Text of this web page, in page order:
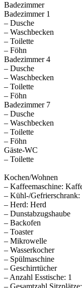
Badezimmer
Badezimmer 1
– Dusche
– Waschbecken
– Toilette
– Föhn
Badezimmer 4
– Dusche
– Waschbecken
– Toilette
– Föhn
Badezimmer 7
– Dusche
– Waschbecken
– Toilette
– Föhn
Gäste-WC
– Toilette
Kochen/Wohnen
– Kaffeemaschine:
– Kühl-/
– Herd: Herd
– Dunstabzugshaube
– Backofen
– Toaster
– Mikrowelle
– Wasserkocher
– Spülmaschine
– Geschirrtücher
– Anzahl Esstische: 1